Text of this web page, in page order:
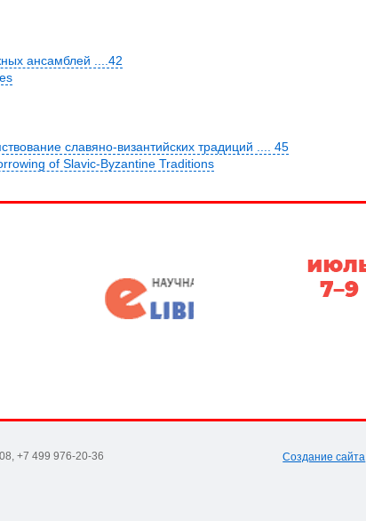
ансамблей ....42
славяно-византийских традиций .... 45
of Slavic-Byzantine Traditions
+7 499 976-20-36
Создание сайта